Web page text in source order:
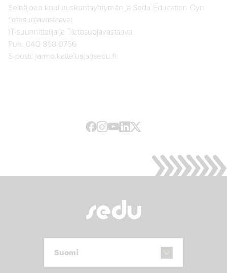
Seinäjoen koulutuskuntayhtymän ja Sedu Education Oyn
tietosuojavastaava:
IT-suunnittelija ja Tietosuojavastaava
Puh. 040 868 0766
S-posti: jarmo.kattelus(at)sedu.fi
Facebook
Instagram
Youtube
LinkedIn
Suomi